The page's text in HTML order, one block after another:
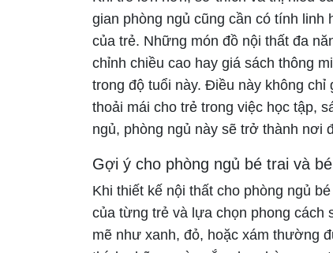
gian phòng ngủ cũng cần có tính
của trẻ. Những món đồ nội thất đa
chỉnh chiều cao hay giá sách thông
trong độ tuổi này. Điều này không
thoải mái cho trẻ trong việc học tập,
ngủ, phòng ngủ này sẽ trở thành nơi
Gợi ý cho phòng ngủ bé trai và
Khi thiết kế nội thất cho phòng ngủ
của từng trẻ và lựa chọn phong cách
mẽ như xanh, đỏ, hoặc xám thường